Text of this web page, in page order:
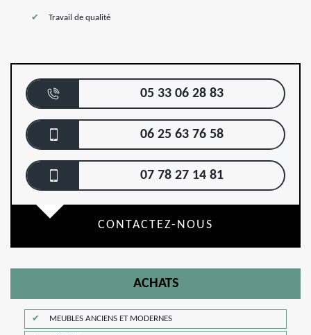
Travail de qualité
05 33 06 28 83
06 25 63 76 58
07 78 27 14 81
CONTACTEZ-NOUS
ACHATS
MEUBLES ANCIENS ET MODERNES